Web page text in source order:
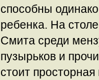
способны
ребенка. На
Смита среди
пузырьков и
стоит